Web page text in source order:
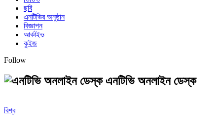
ছবি
এনটিভির অনুষ্ঠান
বিজ্ঞাপন
আর্কাইভ
কুইজ
Follow
এনটিভি অনলাইন ডেস্ক
বিশ্ব